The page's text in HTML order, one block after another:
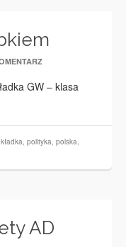
GW – klasa
, polityka, polska,
AD